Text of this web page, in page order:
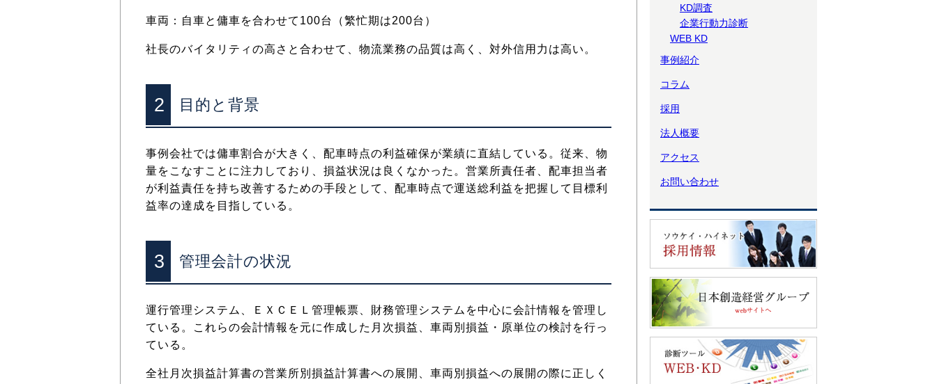
車両：自車と傭車を合わせて100台（繁忙期は200台）
社長のバイタリティの高さと合わせて、物流業務の品質は高く、対外信用力は高い。
2 目的と背景
事例会社では傭車割合が大きく、配車時点の利益確保が業績に直結している。従来、物
量をこなすことに注力しており、損益状況は良くなかった。営業所責任者、配車担当者
が利益責任を持ち改善するための手段として、配車時点で運送総利益を把握して目標利
益率の達成を目指している。
3 管理会計の状況
運行管理システム、ＥＸＣＥＬ管理帳票、財務管理システムを中心に会計情報を管理し
ている。これらの会計情報を元に作成した月次損益、車両別損益・原単位の検討を行っ
ている。
全社月次損益計算書の営業所別損益計算書への展開、車両別損益への展開の際に正しく
KD調査
企業行動力診断
WEB KD
事例紹介
コラム
採用
法人概要
アクセス
お問い合わせ